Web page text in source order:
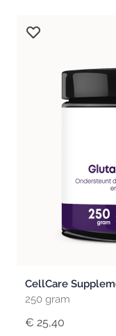
CellCare
250 gram
€ 25,40